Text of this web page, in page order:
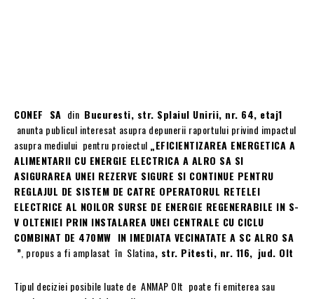
CONEF SA din Bucuresti, str. Splaiul Unirii, nr. 64, etaj1
anunta publicul interesat asupra depunerii raportului privind impactul
asupra mediului pentru proiectul „EFICIENTIZAREA ENERGETICA A
ALIMENTARII CU ENERGIE ELECTRICA A ALRO SA SI
ASIGURAREA UNEI REZERVE SIGURE SI CONTINUE PENTRU
REGLAJUL DE SISTEM DE CATRE OPERATORUL RETELEI
ELECTRICE AL NOILOR SURSE DE ENERGIE REGENERABILE IN S-
V OLTENIEI PRIN INSTALAREA UNEI CENTRALE CU CICLU
COMBINAT DE 470MW IN IMEDIATA VECINATATE A SC ALRO SA
” , propus a fi amplasat în Slatina, str. Pitesti, nr. 116, jud. Olt
Tipul deciziei posibile luate de ANMAP Olt poate fi emiterea sau